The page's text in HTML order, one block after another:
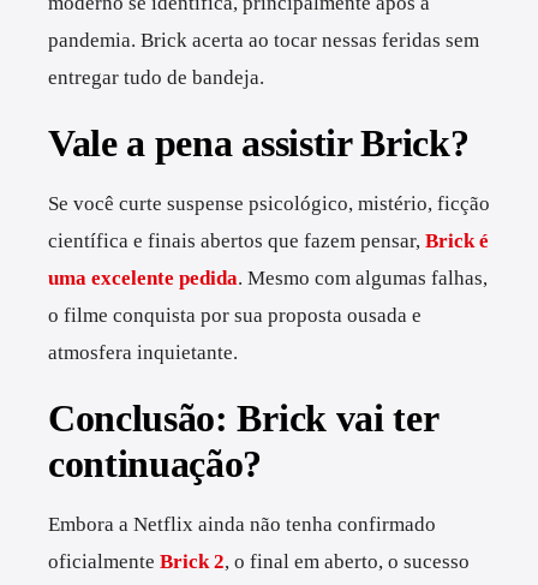
pandemia. Brick acerta ao tocar nessas feridas sem
entregar tudo de bandeja.
Vale a pena assistir Brick?
Se você curte suspense psicológico, mistério, ficção
científica e finais abertos que fazem pensar, Brick é
uma excelente pedida. Mesmo com algumas falhas,
o filme conquista por sua proposta ousada e
atmosfera inquietante.
Conclusão: Brick vai ter
continuação?
Embora a Netflix ainda não tenha confirmado
oficialmente Brick 2, o final em aberto, o sucesso